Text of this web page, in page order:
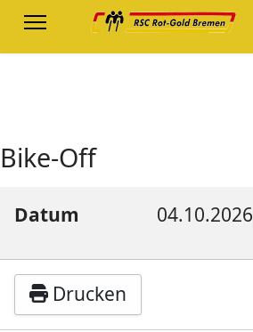
Bike-Off
Datum 04.10.2026
Drucken